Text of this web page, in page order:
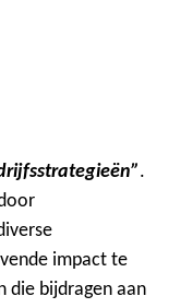
.
impact te
die bijdragen aan